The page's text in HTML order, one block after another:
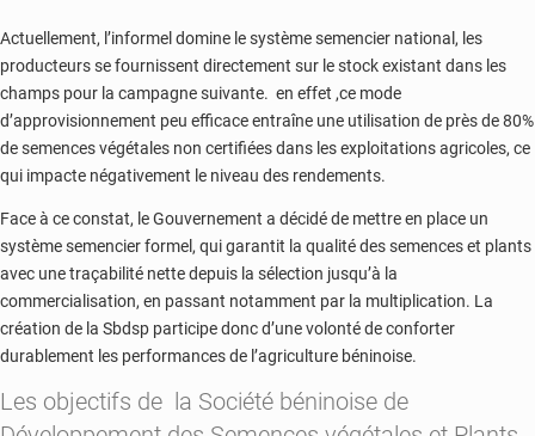
Actuellement, l’informel domine le système semencier national, les
producteurs se fournissent directement sur le stock existant dans les
champs pour la campagne suivante. en effet ,ce mode
d’approvisionnement peu efficace entraîne une utilisation de près de 80%
de semences végétales non certifiées dans les exploitations agricoles, ce
qui impacte négativement le niveau des rendements.
Face à ce constat, le Gouvernement a décidé de mettre en place un
système semencier formel, qui garantit la qualité des semences et plants
avec une traçabilité nette depuis la sélection jusqu’à la
commercialisation, en passant notamment par la multiplication. La
création de la Sbdsp participe donc d’une volonté de conforter
durablement les performances de l’agriculture béninoise.
Les objectifs de la Société béninoise de